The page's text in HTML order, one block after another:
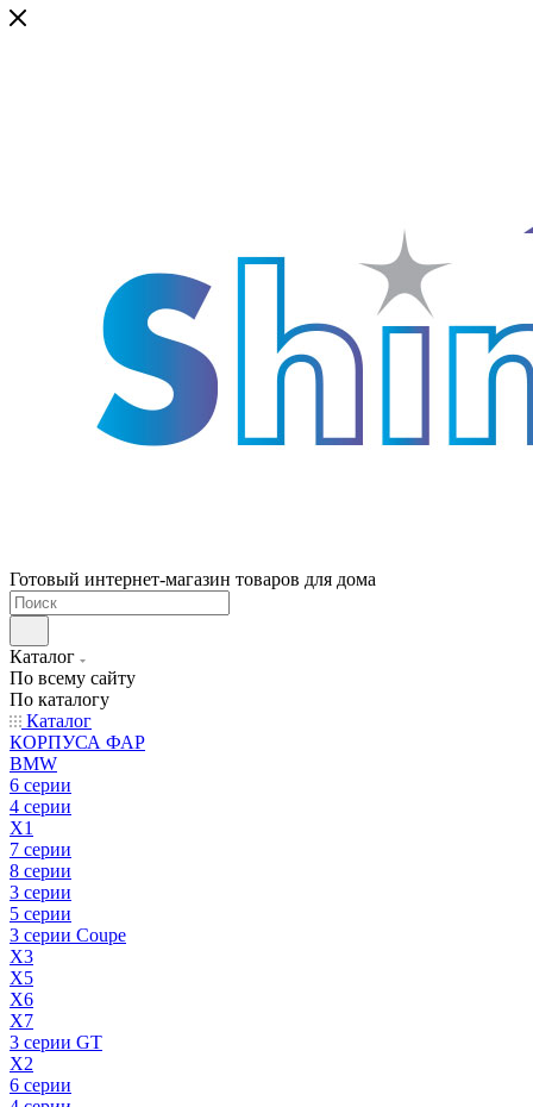
Готовый интернет-магазин товаров для дома
Каталог
По всему сайту
По каталогу
Каталог
КОРПУСА ФАР
BMW
6 серии
4 серии
X1
7 серии
8 серии
3 серии
5 серии
3 серии Coupe
X3
X5
X6
X7
3 серии GT
X2
6 серии